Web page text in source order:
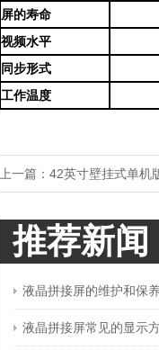
屏的寿命
视频水平
同步形式
工作温度
上一篇： 42英寸壁挂式单机
推荐新闻
液晶拼接屏的维护和保
液晶拼接屏常见的显示